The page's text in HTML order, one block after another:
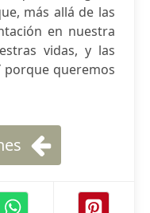
más allá de las
en nuestra
vidas, y las
porque queremos